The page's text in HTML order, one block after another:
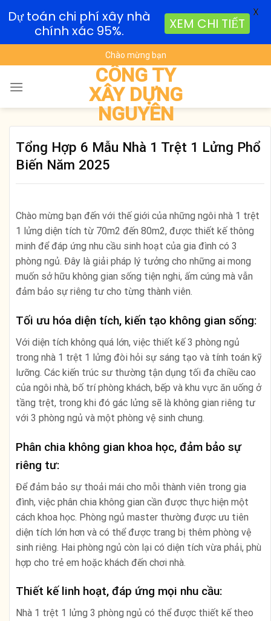
to
content
Chào mừng bạn
CÔNG TY
XÂY DỰNG
NGUYÊN
Tổng Hợp 6 Mẫu Nhà 1 Trệt 1 Lửng Phổ
Biến Năm 2025
Chào mừng bạn đến với thế giới của những ngôi nhà 1 trệt
1 lửng diện tích từ 70m2 đến 80m2, được thiết kế thông
minh để đáp ứng nhu cầu sinh hoạt của gia đình có 3
phòng ngủ. Đây là giải pháp lý tưởng cho những ai mong
muốn sở hữu không gian sống tiện nghi, ấm cúng mà vẫn
đảm bảo sự riêng tư cho từng thành viên.
Tối ưu hóa diện tích, kiến tạo không gian sống:
Với diện tích không quá lớn, việc thiết kế 3 phòng ngủ
trong nhà 1 trệt 1 lửng đòi hỏi sự sáng tạo và tính toán kỹ
lưỡng. Các kiến trúc sư thường tận dụng tối đa chiều cao
của ngôi nhà, bố trí phòng khách, bếp và khu vực ăn uống ở
tầng trệt, trong khi đó gác lửng sẽ là không gian riêng tư
với 3 phòng ngủ và một phòng vệ sinh chung.
Phân chia không gian khoa học, đảm bảo sự
riêng tư:
Để đảm bảo sự thoải mái cho mỗi thành viên trong gia
đình, việc phân chia không gian cần được thực hiện một
cách khoa học. Phòng ngủ master thường được ưu tiên
diện tích lớn hơn và có thể được trang bị thêm phòng vệ
sinh riêng. Hai phòng ngủ còn lại có diện tích vừa phải, phù
hợp cho trẻ em hoặc khách đến chơi nhà.
Thiết kế linh hoạt, đáp ứng mọi nhu cầu:
Nhà 1 trệt 1 lửng 3 phòng ngủ có thể được thiết kế theo
Dự toán chi phí xây nhà
chính xác 95%.
XEM CHI TIẾT
X